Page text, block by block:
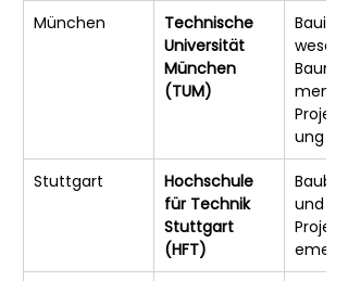
München
Technische
Universität
München
(TUM)
wesen,
ment,
ung
Stuttgart
Hochschule
für Technik
Stuttgart
(HFT)
und
ement